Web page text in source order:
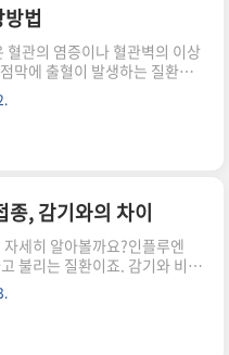
재채기를 통해 공기 중으로 퍼
, 감염된 상처나 물체와의 접
될 수 있습니다.2. 증상디프테
된 부위에 따라 다르며, 일반적
상이 나타납니다.인후염: 목의
하며, 삼키기가 어려워질 ..
법
관의 염증이나 혈관벽의 이상
막에 출혈이 발생하는 질환입
에서 출혈이 일어나 자줏빛 반
나며, 이 반점은 통증이 없고,
지지 않는 특징이 있습니다. 자
인에 의해 발생할 수 있으며, 그
습니다.1차 자반증: 특정한 원
경우로, 대표적으로 혈소판 감
장애가 포함됩니다.2차 자반증:
에 의해 유발되는 경우로, 다음
습니다.감염: 세균, 바이러스,
자반증을 유발할 수 있습니다.
종, 감기와의 차이
세히 알아볼까요?인플루엔
불리는 질환이죠. 감기와 비슷
, 감기보다 훨씬 더 심하고 몸이
게 만드는 질환이에요. 인플루
에 유행하며, 특히 면역력이 약
게는 더 큰 위험이 될 수 있습